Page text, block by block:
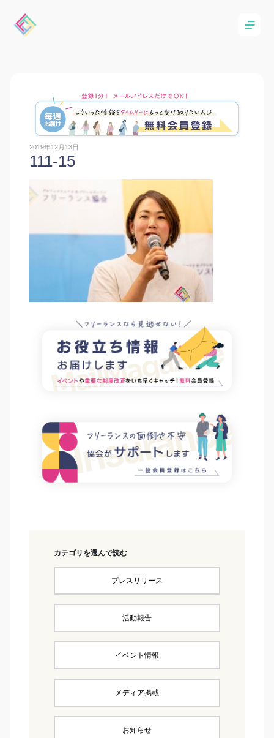
2019年12月13日
111-15
カテゴリを選んで読む
プレスリリース
活動報告
イベント情報
メディア掲載
お知らせ